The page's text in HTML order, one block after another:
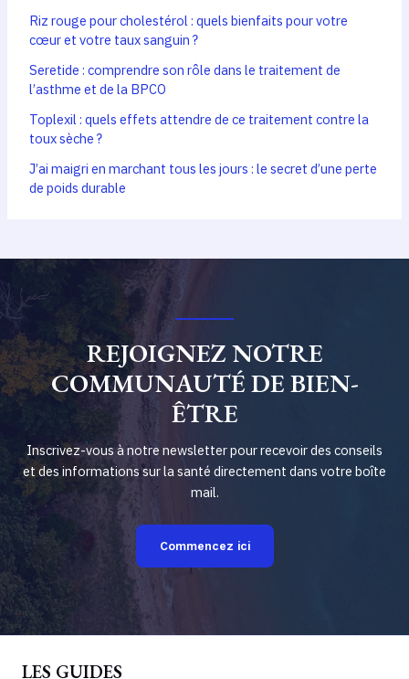
Riz rouge pour cholestérol : quels bienfaits pour votre
cœur et votre taux sanguin ?
Seretide : comprendre son rôle dans le traitement de
l’asthme et de la BPCO
Toplexil : quels effets attendre de ce traitement contre la
toux sèche ?
J’ai maigri en marchant tous les jours : le secret d’une perte
de poids durable
REJOIGNEZ NOTRE
COMMUNAUTÉ DE BIEN-
ÊTRE
Inscrivez-vous à notre newsletter pour recevoir des conseils
et des informations sur la santé directement dans votre boîte
mail.
Commencez ici
LES GUIDES